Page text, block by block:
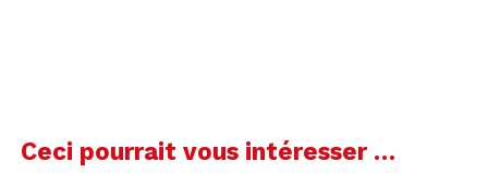
Voir cette publication sur Instagram
Ceci pourrait vous intéresser …